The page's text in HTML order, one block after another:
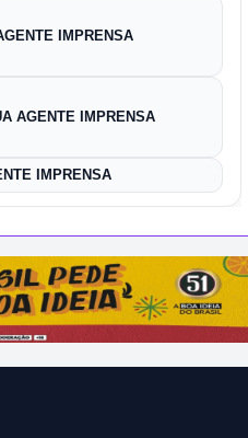
IMPRENSA
AGENTE IMPRENSA
IMPRENSA